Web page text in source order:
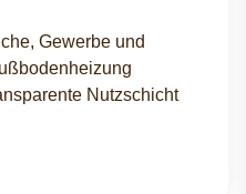
Gewerbe und
Nutzschicht